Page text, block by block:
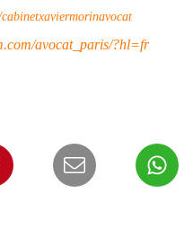
avocat_paris/?hl=fr